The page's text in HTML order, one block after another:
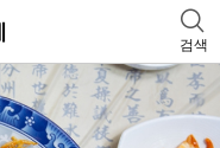
검색